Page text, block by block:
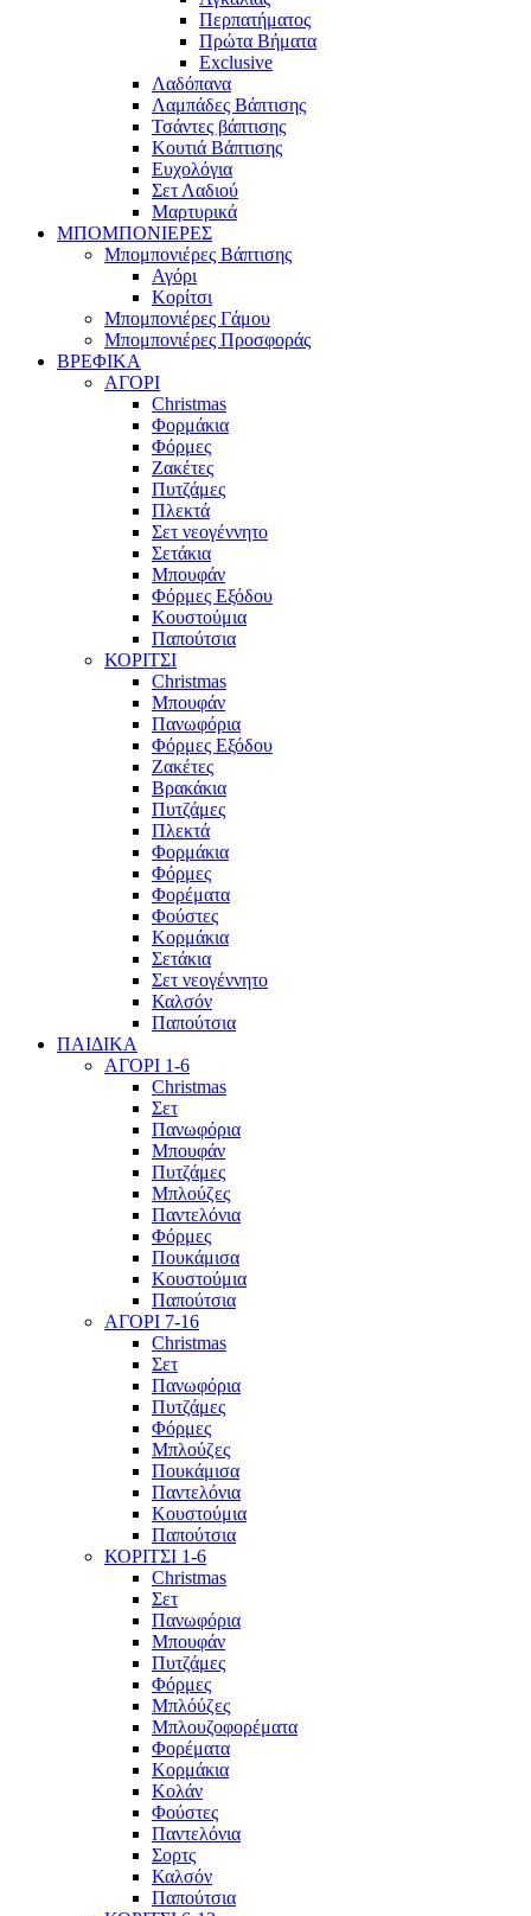
Περπατήματος
Πρώτα Βήματα
Exclusive
Λαδόπανα
Λαμπάδες Βάπτισης
Τσάντες βάπτισης
Κουτιά Βάπτισης
Ευχολόγια
Σετ Λαδιού
Μαρτυρικά
ΜΠΟΜΠΟΝΙΕΡΕΣ
Μπομπονιέρες Βάπτισης
Αγόρι
Κορίτσι
Μπομπονιέρες Γάμου
Μπομπονιέρες Προσφοράς
ΒΡΕΦΙΚΑ
ΑΓΟΡΙ
Christmas
Φορμάκια
Φόρμες
Ζακέτες
Πυτζάμες
Πλεκτά
Σετ νεογέννητο
Σετάκια
Μπουφάν
Φόρμες Εξόδου
Κουστούμια
Παπούτσια
ΚΟΡΙΤΣΙ
Christmas
Μπουφάν
Πανωφόρια
Φόρμες Εξόδου
Ζακέτες
Βρακάκια
Πυτζάμες
Πλεκτά
Φορμάκια
Φόρμες
Φορέματα
Φούστες
Κορμάκια
Σετάκια
Σετ νεογέννητο
Καλσόν
Παπούτσια
ΠΑΙΔΙΚΑ
ΑΓΟΡΙ 1-6
Christmas
Σετ
Πανωφόρια
Μπουφάν
Πυτζάμες
Μπλούζες
Παντελόνια
Φόρμες
Πουκάμισα
Κουστούμια
Παπούτσια
ΑΓΟΡΙ 7-16
Christmas
Σετ
Πανωφόρια
Πυτζάμες
Φόρμες
Μπλούζες
Πουκάμισα
Παντελόνια
Κουστούμια
Παπούτσια
ΚΟΡΙΤΣΙ 1-6
Christmas
Σετ
Πανωφόρια
Μπουφάν
Πυτζάμες
Φόρμες
Μπλόύζες
Μπλουζοφορέματα
Φορέματα
Κορμάκια
Κολάν
Φούστες
Παντελόνια
Σορτς
Καλσόν
Παπούτσια